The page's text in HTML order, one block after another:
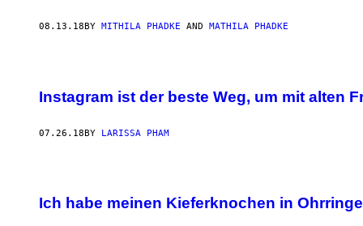
08.13.18 BY MITHILA PHADKE AND MATHILA PHADKE
Instagram ist der beste Weg, um mit alten
07.26.18BY LARISSA PHAM
Ich habe meinen Kieferknochen in